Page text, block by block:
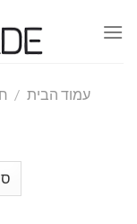
עמוד הבית /